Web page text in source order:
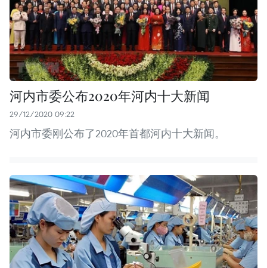
河内市委公布2020年河内十大新闻
29/12/2020 09:22
河内市委刚公布了2020年首都河内十大新闻。